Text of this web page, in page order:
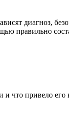
диагноз,
правильно
что привело